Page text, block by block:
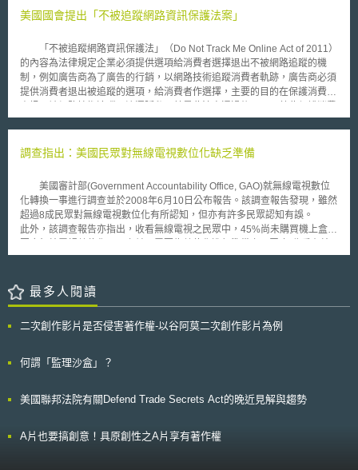
好（Search and ranking preferencing）、限制第三方應用程式
consolidation）等，將以上述反競爭行為為核心制定事前管制措施。 貳、
本草案介紹 基於上述建立事前管制的報告結論，數位競爭法委員會連同報
告一併提出本草案以回應反競爭行為的事前管制方向，本草案主要有四項重
點以下整理。 一、適用範圍與對象 本草案適用於所有在印度境內提供核心
數位服務的所有企業，包含延伸到印度境外且對本草案所規定義務有影響的
行為，核心數位服務包含線上搜尋引擎、線上社交網路服務、影片分享平台
線上中介服務等。 二、對具有系統重要性數位企業之定義 具有系統重要性
數值以集團整體計算： （一）財務標準 財務標準是在三個財政年度中達成
以下任一項： 1. 印度境內營業額高於400億印度盧比； 2. 全球營業額高於
300億美元； 3. 印度的商品總價值高於1600億印度盧比； 4. 全球市值高於
750億美元。 （二）用戶標準 用戶標準是在三個財政年度中達成以下任一
應通知委員會，如該企業有所屬集團應一併向委員會揭露該所屬集團有直接
或間接參與該核心數位服務的其他企業，委員會得透過行政命令指定該企業
為重要企業，有直接或間接參與的其他企業得指定為關聯數位企業
定企業符合雙門檻後應通知企業給予陳述意見機會，說明不符合系統重要性
意見後指定，企業不得有規避指定之行為。 （二）指定未達門檻企業之權
力 除指定前述符合雙門檻之企業外，對於在核心數位服務領域有重要影響
業市場力量、網路效應、市場結構、社會義務等要素直接指定，效期為三
20日通過第626號法案（Senate Bill 626）[1]，修正《個資事故通報法》
不足，修正重點涵蓋：擴充法定用詞之定義，針對「個人資料」（Personal
Information）與「適當防護措施」（Reasonable Safeguards）等條文予以
補充與增列；強化個資事故（Breach of the security of a system）之通報機
制與設立豁免條款，並釐清與其他法規間之適用關係；以及修訂違法情事之
民事裁罰。此外，本次修法亦明定，若機構或個人已採取適當防護措施，得
於自該日起所發現、判定或通報之個資事故，相關單位應即早進行法遵準
要說明如下： 一、擴充法定用詞之定義 （一）個人資料 於現行法規對個人
時，可用以登入特定個人金融帳戶之專屬電子識別碼（Electronic
Identifier）或路由代碼（Routing Code）； 2.用以辨識特定自然人之獨特
生物特徵資料，例如指紋、視網膜或虹膜影像，或其他具體實體或數位形式
之生物辨識資料。 （二）適當防護措施 適當防護措施係指，為確保個人資
料安全而考量組織或機構之規模、產業別、以及保有之個資類別與數量所制
定之政策及作業實務。此概念包括但不限於：進行風險評估、建立技術面及
等。 二、強化事故通報機制與設立豁免條款 本法要求於發現系統個資事故
並已通知受影響之當事人後，應於60日內向州檢察總長（Attorney
數、預估之財務損失、所採行之適當防護措施等必要內容。惟若事故影響人
免除向檢察總長通報之義務。 此外，本法明確規範，若特定機構已依據其
（Health Insurance Portability and Accountability Act of 1996）等履行相
鍰之裁量將審酌事故規模、事故發生後組織之因應作為及是否履行事故通報
義務等因素而定，以確保裁量之比例原則。裁量情形說明如下： 1.若機構已
美國國會提出「不被追蹤網路資訊保護法案」
「不被追蹤網路資訊保護法」（Do Not Track Me Online Act of 2011）
的內容為法律規定企業必須提供選項給消費者選擇退出不被網路追蹤的機
制，例如廣告商為了廣告的行銷，以網路技術追蹤消費者軌跡，廣告商必須
提供消費者退出被追蹤的選項，給消費者作選擇，主要的目的在保護消費者
者的網路隱私權。 在2010年12月由美國聯邦交易委員會（U.S Federal
Online Act，美國國會議員在2011年提出此法案進行討論，若是通過後，將
個人資料分享予其他企業，及有效限制線上廣告及社群媒體追蹤消費者使用
網路。對於行政機關來說，能夠藉此協助美國聯邦交易委員會建構整體的不
被追蹤網路法案標準。若業者未遵守此法案提供退出機制，美國聯邦交易委
員會將可能提起不公正及詐欺訴訟，而發動此一訴訟的人員為各州檢察總
長。 為了保護隱私，不被追蹤網路資訊法案的提出十分需要，對於企
體的也紛紛支持此法案，認為可以因此保護消費者的網路隱私權。
調查指出：美國民眾對無線電視數位化缺乏準備
美國審計部(Government Accountability Office, GAO)就無線電視數位
化轉換一事進行調查並於2008年6月10日公布報告。該調查報告發現，雖然
超過8成民眾對無線電視數位化有所認知，但亦有許多民眾認知有誤。
此外，該調查報告亦指出，收看無線電視之民眾中，45%尚未購買機上盒以
電視或衛星電視者)，卻有30%表示已經做好無線電視數位化之因應措施。
眾可能必須備有同時可接收類比與數位訊號之設備，方能夠維持其無線電視
的收視。 為鼓勵民眾購買數位機上盒，美國國家電信與資訊管理局
已經發出80萬張折價券，但僅有不到一半的折價券被使用，至於尚未被使用
化，無線電視台的訊號強度及受干擾程度也將有所改變，故無線電視台需調
擾，但截至目前為止，仍有部分電視台受限於經費問題而尚未有所因應。
最多人閱讀
二次創作影片是否侵害著作權-以谷阿莫二次創作影片為例
何謂「監理沙盒」？
美國聯邦法院有關Defend Trade Secrets Act的晚近見解與趨勢
A片也要搞創意！具原創性之A片享有著作權